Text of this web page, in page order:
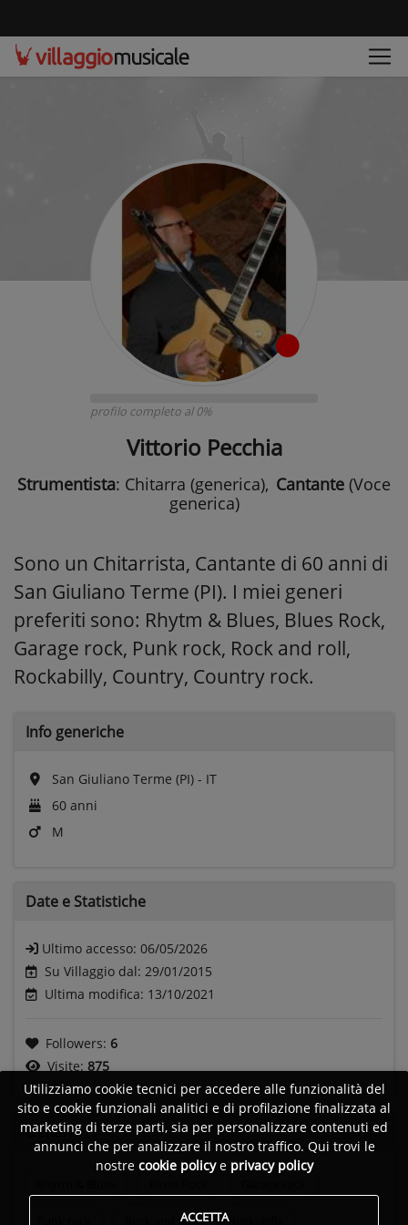
profilo completo al 0%
Vittorio Pecchia
Strumentista: Chitarra (generica), Cantante (Voce
generica)
Sono un Chitarrista, Cantante di 60 anni di
San Giuliano Terme (PI). I miei generi
preferiti sono: Rhytm & Blues, Blues Rock,
Garage rock, Punk rock, Rock and roll,
Rockabilly, Country, Country rock.
Info generiche
San Giuliano Terme (PI) - IT
60 anni
M
Date e Statistiche
Ultimo accesso: 06/05/2026
Su Villaggio dal: 29/01/2015
Ultima modifica: 13/10/2021
Followers: 6
Visite: 875
Generi
Rock and roll Rockabilly
Utilizziamo cookie tecnici per accedere alle funzionalità del
sito e cookie funzionali analitici e di profilazione finalizzata al
marketing di terze parti, sia per personalizzare contenuti ed
annunci che per analizzare il nostro traffico. Qui trovi le
nostre cookie policye privacy policy
ACCETTA